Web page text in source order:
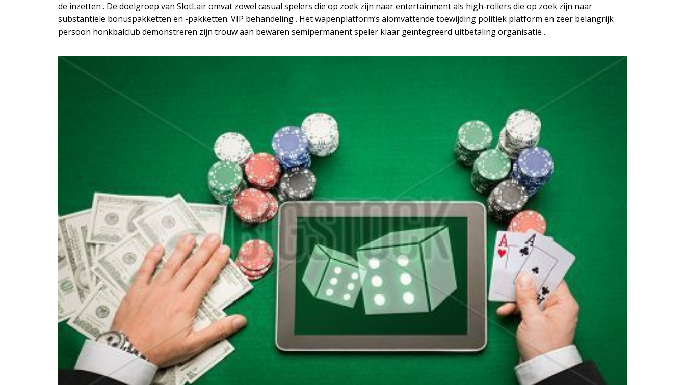
de inzetten . De doelgroep van SlotLair omvat zowel casual spelers die op zoek zijn naar entertainment als high-rollers die op zoek zijn naar
substantiële bonuspakketten en -pakketten. VIP behandeling . Het wapenplatform’s alomvattende toewijding politiek platform en zeer belangrijk
persoon honkbalclub demonstreren zijn trouw aan bewaren semipermanent speler klaar geïntegreerd uitbetaling organisatie .